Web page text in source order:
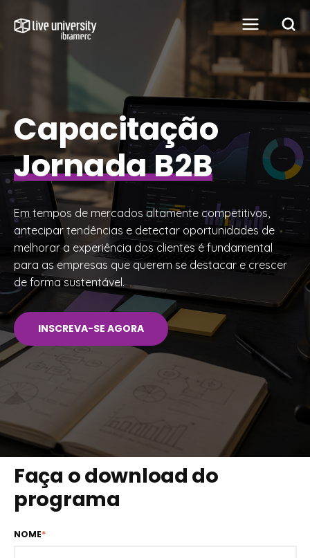
Capacitação
Jornada B2B
Em tempos de mercados altamente competitivos,
antecipar tendências e detectar oportunidades de
melhorar a experiência dos clientes é fundamental
para as empresas que querem se destacar e crescer
de forma sustentável.
INSCREVA-SE AGORA
Faça o download do
programa
NOME*